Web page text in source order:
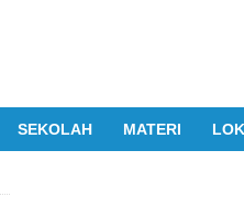
SEKOLAH MATERI